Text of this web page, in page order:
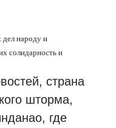
народу и
солидарность и
страна
шторма,
где